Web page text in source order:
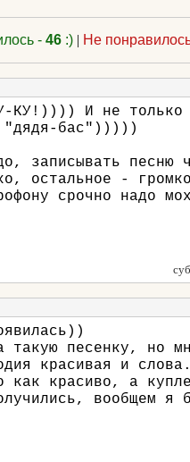
-46 :) | Не
КУ!)))) И не
"дядя-бас")))))
записывать
остальное -
срочно надо
такую песенку, но
красивая и
как красиво, а
вообщем я